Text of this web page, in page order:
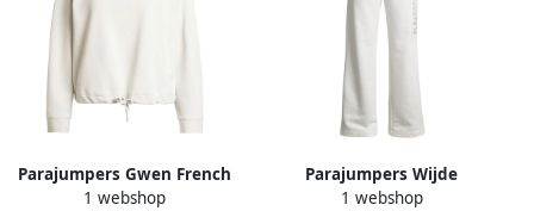
Parajumpers Gwen French
Terry Hoodie White Dames
1 webshop
Parajumpers Wijde
joggingbroek White Dames
1 webshop